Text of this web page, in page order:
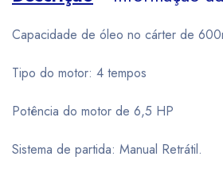
Capacidade de óleo no cárter de
Tipo do motor: 4 tempos
Potência do motor de 6,5 HP
Sistema de partida: Manual Retrátil.